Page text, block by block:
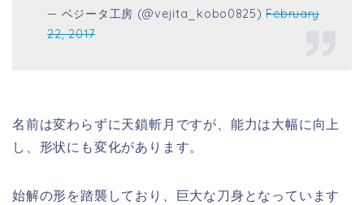
— ベジータ工房 (@vejita_kobo0825)February
22, 2017
名前は変わらずに天鎖斬月ですが、能力は大幅に向上
し、形状にも変化があります。
始解の形を踏襲しており、巨大な刀身となっています